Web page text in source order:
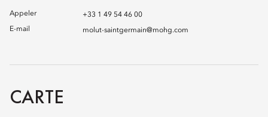
Appeler
+33 1 49 54 46 00
E-mail
molut-saintgermain@mohg.com
CARTE